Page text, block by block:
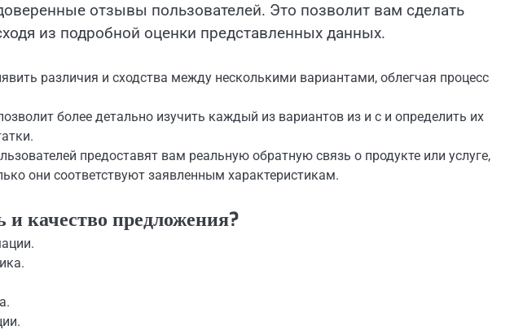
отзывы пользователей. Это позволит вам сделать
из подробной оценки представленных данных.
различия и сходства между несколькими вариантами, облегчая процесс
более детально изучить каждый из вариантов из и с и определить их
предоставят вам реальную обратную связь о продукте или услуге,
они соответствуют заявленным характеристикам.
качество предложения?